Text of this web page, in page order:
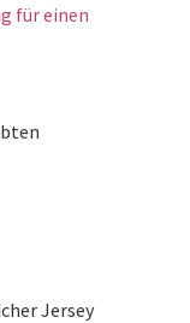
für einen
Jersey